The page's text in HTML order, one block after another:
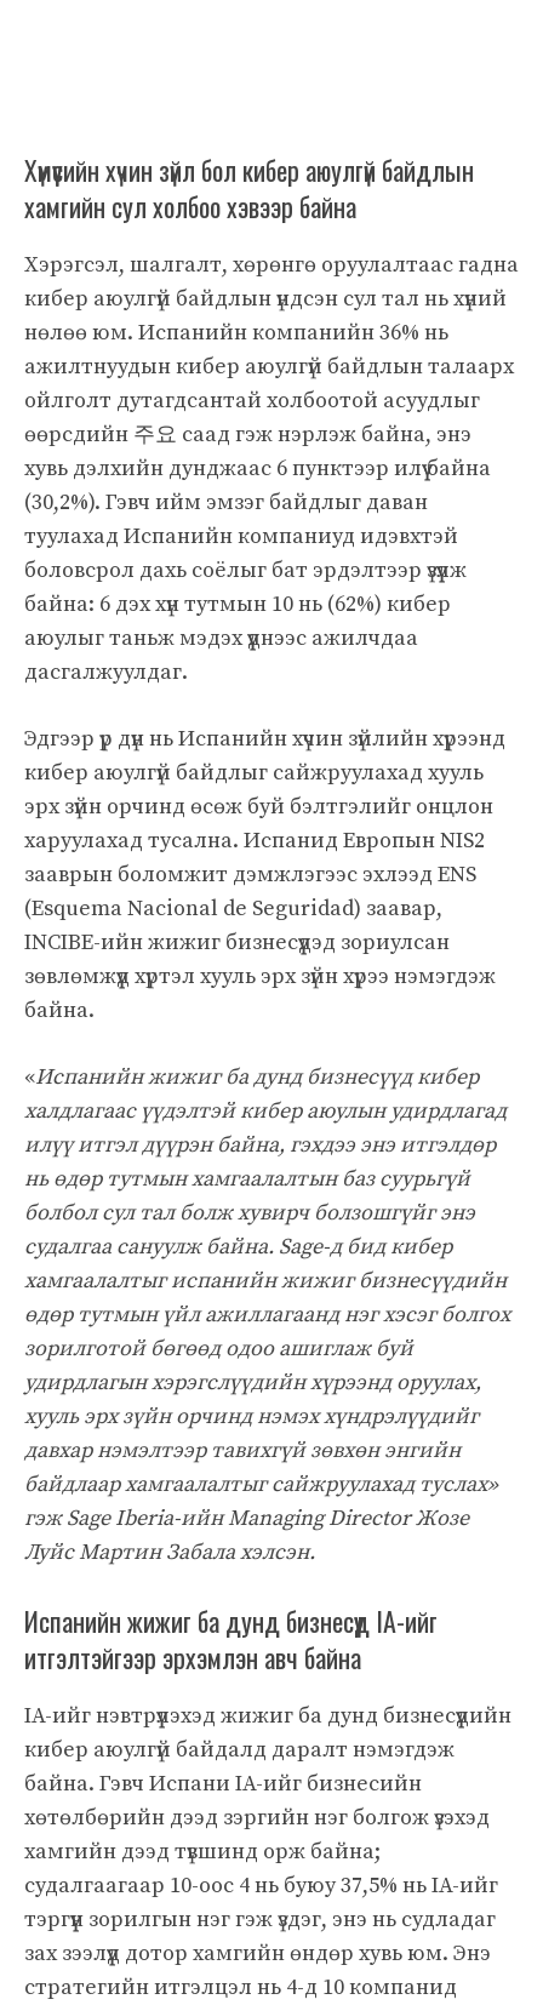
Хүмүүсийн хүчин зүйл бол кибер аюулгүй байдлын
хамгийн сул холбоо хэвээр байна
Хэрэгсэл, шалгалт, хөрөнгө оруулалтаас гадна
кибер аюулгүй байдлын үндсэн сул тал нь хүний
нөлөө юм. Испанийн компанийн 36% нь
ажилтнуудын кибер аюулгүй байдлын талаарх
ойлголт дутагдсантай холбоотой асуудлыг
өөрсдийн 주요 саад гэж нэрлэж байна, энэ
хувь дэлхийн дунджаас 6 пунктээр илүү байна
(30,2%). Гэвч ийм эмзэг байдлыг даван
туулахад Испанийн компаниуд идэвхтэй
боловсрол дахь соёлыг бат эрдэлтээр үзүүлж
байна: 6 дэх хүн тутмын 10 нь (62%) кибер
аюулыг таньж мэдэх үүднээс ажилчдаа
дасгалжуулдаг.
Эдгээр үр дүн нь Испанийн хүчин зүйлийн хүрээнд
кибер аюулгүй байдлыг сайжруулахад хууль
эрх зүйн орчинд өсөж буй бэлтгэлийг онцлон
харуулахад тусална. Испанид Европын NIS2
зааврын боломжит дэмжлэгээс эхлээд ENS
(Esquema Nacional de Seguridad) заавар,
INCIBE-ийн жижиг бизнесүүдэд зориулсан
зөвлөмжүүд хүртэл хууль эрх зүйн хүрээ нэмэгдэж
байна.
«Испанийн жижиг ба дунд бизнесүүд кибер
халдлагаас үүдэлтэй кибер аюулын удирдлагад
илүү итгэл дүүрэн байна, гэхдээ энэ итгэлдөр
нь өдөр тутмын хамгаалалтын баз суурьгүй
болбол сул тал болж хувирч болзошгүйг энэ
судалгаа сануулж байна. Sage-д бид кибер
хамгаалалтыг испанийн жижиг бизнесүүдийн
өдөр тутмын үйл ажиллагаанд нэг хэсэг болгох
зорилготой бөгөөд одоо ашиглаж буй
удирдлагын хэрэгслүүдийн хүрээнд оруулах,
хууль эрх зүйн орчинд нэмэх хүндрэлүүдийг
давхар нэмэлтээр тавихгүй зөвхөн энгийн
байдлаар хамгаалалтыг сайжруулахад туслах»
гэж Sage Iberia-ийн Managing Director Жозе
Луйс Мартин Забала хэлсэн.
Испанийн жижиг ба дунд бизнесүүд IA-ийг
итгэлтэйгээр эрхэмлэн авч байна
IA-ийг нэвтрүүлэхэд жижиг ба дунд бизнесүүдийн
кибер аюулгүй байдалд даралт нэмэгдэж
байна. Гэвч Испани IA-ийг бизнесийн
хөтөлбөрийн дээд зэргийн нэг болгож үзэхэд
хамгийн дээд түвшинд орж байна;
судалгаагаар 10-оос 4 нь буюу 37,5% нь IA-ийг
тэргүүн зорилгын нэг гэж үздэг, энэ нь судладаг
зах зээлүүд дотор хамгийн өндөр хувь юм. Энэ
стратегийн итгэлцэл нь 4-д 10 компанид